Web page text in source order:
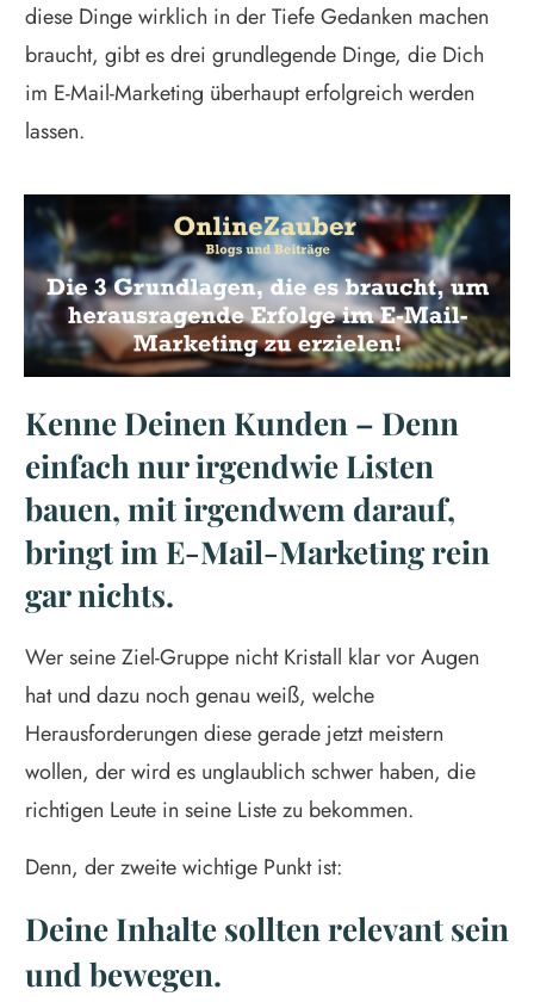
diese Dinge wirklich in der Tiefe Gedanken machen
braucht, gibt es drei grundlegende Dinge, die Dich
im E-Mail-Marketing überhaupt erfolgreich werden
lassen.
Kenne Deinen Kunden – Denn
einfach nur irgendwie Listen
bauen, mit irgendwem darauf,
bringt im E-Mail-Marketing rein
gar nichts.
Wer seine Ziel-Gruppe nicht Kristall klar vor Augen
hat und dazu noch genau weiß, welche
Herausforderungen diese gerade jetzt meistern
wollen, der wird es unglaublich schwer haben, die
richtigen Leute in seine Liste zu bekommen.
Denn, der zweite wichtige Punkt ist:
Deine Inhalte sollten relevant sein
und bewegen.